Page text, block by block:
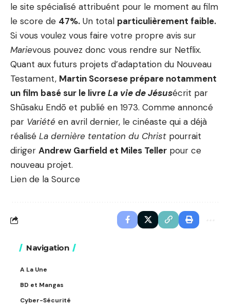
le site spécialisé attribuént pour le moment au film
le score de 47%. Un total particulièrement faible.
Si vous voulez vous faire votre propre avis sur
Marievous pouvez donc vous rendre sur Netflix.
Quant aux futurs projets d’adaptation du Nouveau
Testament, Martin Scorsese prépare notamment
un film basé sur le livreLa vie de Jésusécrit par
Shūsaku Endō et publié en 1973. Comme annoncé
par Variété en avril dernier, le cinéaste qui a déjà
réalisé La dernière tentation du Christ pourrait
diriger Andrew Garfield et Miles Teller pour ce
nouveau projet.
Lien de la Source
Navigation
A La Une
BD et Mangas
Cyber-Sécurité